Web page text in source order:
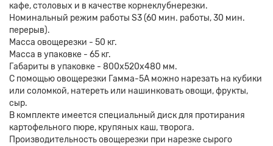
кафе, столовых и в качестве корнеклубнерезки.
Номинальный режим работы S3 (60 мин. работы, 30 мин.
перерыв).
Масса овощерезки - 50 кг.
Масса в упаковке - 65 кг.
Габариты в упаковке - 800x520x480 мм.
С помощью овощерезки Гамма-5А можно нарезать на кубики
или соломкой, натереть или нашинковать овощи, фрукты,
сыр.
В комплекте имеется специальный диск для протирания
картофельного пюре, крупяных каш, творога.
Производительность овощерезки при нарезке сырого